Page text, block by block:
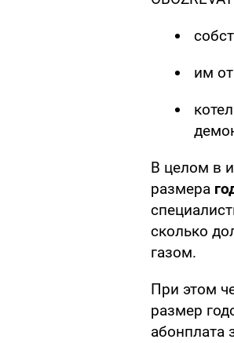
им
В целом в
размера
сколько
газом.
При этом
размер
абонплата